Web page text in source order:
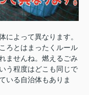
によって異なります。
ろとはまったくルール
ませんね。燃えるごみ
う程度はどこも同じで
いる自治体もありま